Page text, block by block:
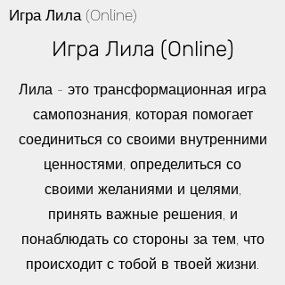
Игра Лила (Online)
Игра Лила (Online)
Лила - это трансформационная игра
самопознания, которая помогает
соединиться со своими внутренними
ценностями, определиться со
своими желаниями и целями,
принять важные решения, и
понаблюдать со стороны за тем, что
происходит с тобой в твоей жизни.